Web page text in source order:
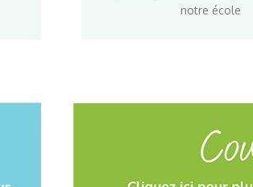
notre école